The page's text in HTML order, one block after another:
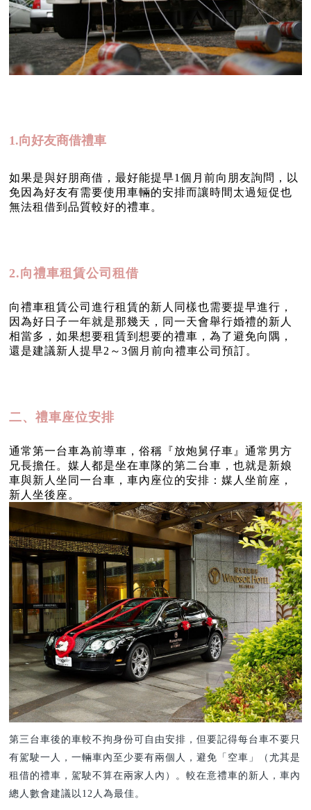
1.向好友商借禮車
如果是與好朋商借，最好能提早1個月前向朋友詢問，以
免因為好友有需要使用車輛的安排而讓時間太過短促也
無法租借到品質較好的禮車。
2.向禮車租賃公司租借
向禮車租賃公司進行租賃的新人同樣也需要提早進行，
因為好日子一年就是那幾天，同一天會舉行婚禮的新人
相當多，如果想要租賃到想要的禮車，為了避免向隅，
還是建議新人提早2～3個月前向禮車公司預訂。
二、禮車座位安排
通常第一台車為前導車，俗稱『放炮舅仔車』通常男方
兄長擔任。媒人都是坐在車隊的第二台車，也就是新娘
車與新人坐同一台車，車內座位的安排：媒人坐前座，
新人坐後座。
第三台車後的車較不拘身份可自由安排，但要記得每台車不要只
有駕駛一人，一輛車內至少要有兩個人，避免「空車」（尤其是
租借的禮車，駕駛不算在兩家人內）。較在意禮車的新人，車內
總人數會建議以12人為最佳。